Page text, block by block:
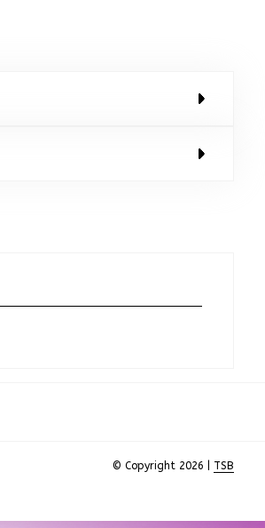
© Copyright 2026 | TSB